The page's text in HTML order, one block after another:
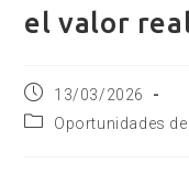
el valor
Publicación
de
la
13/03/2026
Categoría
Oportunidades